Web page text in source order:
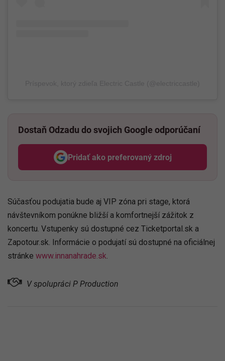
Dostaň Odzadu do svojich Google odporúčaní
Pridať ako preferovaný zdroj
Odzadu, odkaz sa otvorí v
Súčasťou podujatia bude aj VIP zóna pri stage, ktorá
návštevníkom ponúkne bližší a komfortnejší zážitok z
koncertu. Vstupenky sú dostupné cez Ticketportal.sk a
Zapotour.sk. Informácie o podujatí sú dostupné na oficiálnej
stránke www.innanahrade.sk.
V spolupráci P Production